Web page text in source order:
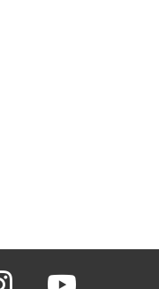
instagram youtube